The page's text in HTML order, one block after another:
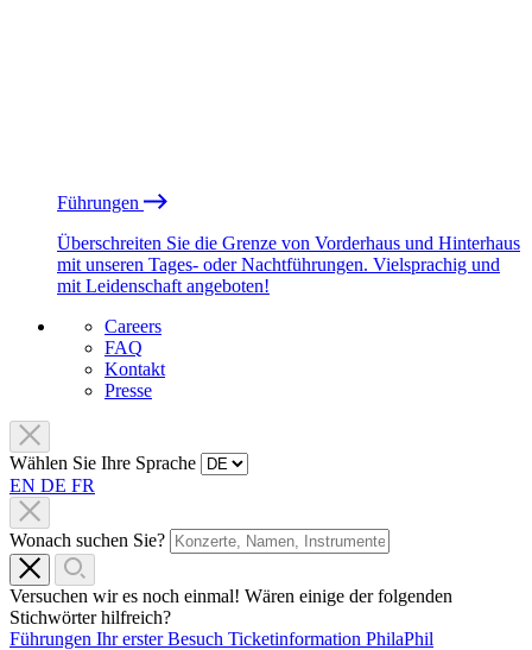
Führungen
Überschreiten Sie die Grenze von Vorderhaus und Hinterhaus
mit unseren Tages- oder Nachtführungen. Vielsprachig und
mit Leidenschaft angeboten!
Careers
FAQ
Kontakt
Presse
Wählen Sie Ihre Sprache
EN DE FR
Wonach suchen Sie?
Versuchen wir es noch einmal! Wären einige der folgenden
Stichwörter hilfreich?
Führungen Ihr erster Besuch Ticketinformation PhilaPhil